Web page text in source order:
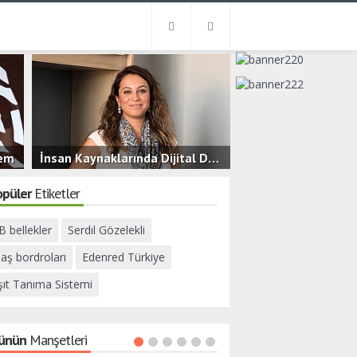
İnsan Kaynaklarında Dijital Dönüşüm ve Yeni Nesil Çalışan Deneyimi
Etiketler
bellekler
Serdıl Gözelekli
bordroları
Edenred Türkiye
Tanıma Sistemi
Manşetleri